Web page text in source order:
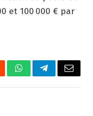
et 100 000 € par
WhatsAppTelegramEmail